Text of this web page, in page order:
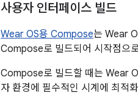
사용자 인터페이스 빌드
Wear OS용 Compose는 Wear
Compose로 빌드되어 시작점으
Compose로 빌드할 때는 Wear
자 환경에 필수적인 시계에 최적